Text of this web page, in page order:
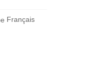
Français